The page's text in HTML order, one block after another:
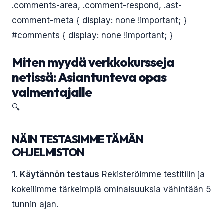
.comments-area, .comment-respond, .ast-
comment-meta { display: none !important; }
#comments { display: none !important; }
Miten myydä verkkokursseja
netissä: Asiantunteva opas
valmentajalle
🔍
NÄIN TESTASIMME TÄMÄN
OHJELMISTON
1. Käytännön testaus Rekisteröimme testitilin ja
kokeilimme tärkeimpiä ominaisuuksia vähintään 5
tunnin ajan.